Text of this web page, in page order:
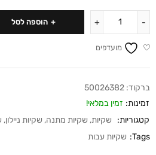
הוספה לסל
מועדפים
ברקוד: 50026382
זמינות: זמין במלאי!
קטגוריות:
שקיות, שקיות מתנה, שקיות ניילון,
Tags: שקיות עבות